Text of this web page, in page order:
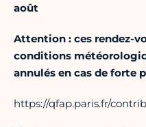
août
Attention : ces rendez-
conditions
annulés en cas de forte
https://qfap.paris.fr/